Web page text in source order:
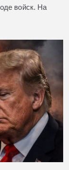
войск. На